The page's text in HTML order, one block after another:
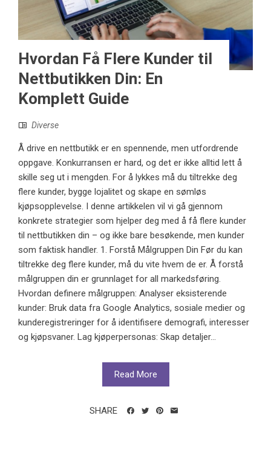
Hvordan Få Flere Kunder til
Nettbutikken Din: En
Komplett Guide
Diverse
Å drive en nettbutikk er en spennende, men utfordrende
oppgave. Konkurransen er hard, og det er ikke alltid lett å
skille seg ut i mengden. For å lykkes må du tiltrekke deg
flere kunder, bygge lojalitet og skape en sømløs
kjøpsopplevelse. I denne artikkelen vil vi gå gjennom
konkrete strategier som hjelper deg med å få flere kunder
til nettbutikken din – og ikke bare besøkende, men kunder
som faktisk handler. 1. Forstå Målgruppen Din Før du kan
tiltrekke deg flere kunder, må du vite hvem de er. Å forstå
målgruppen din er grunnlaget for all markedsføring.
Hvordan definere målgruppen: Analyser eksisterende
kunder: Bruk data fra Google Analytics, sosiale medier og
kunderegistreringer for å identifisere demografi, interesser
og kjøpsvaner. Lag kjøperpersonas: Skap detaljer...
Read More
SHARE